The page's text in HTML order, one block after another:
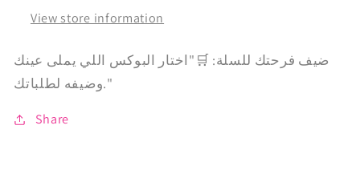
View store information
ضيف فرحتك للسلة: 🛒"اختار البوكس اللي يملى عينك
وضيفه لطلباتك."
Share